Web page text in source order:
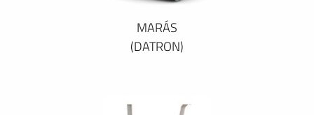
MARÁS
(DATRON)